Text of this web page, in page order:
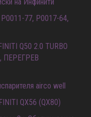
на Инфинити
Р0011-77, P0017-64,
Q50 2.0 TURBO
airco well
QX56 (QX80)